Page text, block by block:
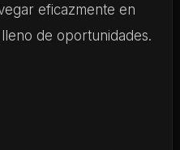
eficazmente en
de oportunidades.